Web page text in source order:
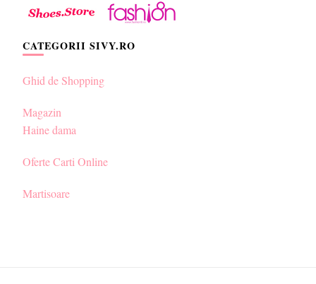
CATEGORII SIVY.RO
Ghid de Shopping
Magazin
Haine dama
Oferte Carti Online
Martisoare